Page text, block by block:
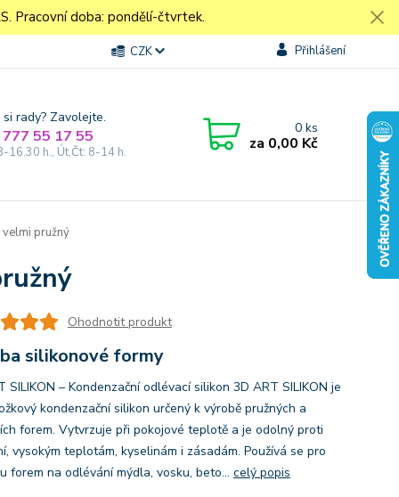
Pracovní doba: pondělí-čtvrtek.
CZK Přihlášení
rady? Zavolejte.
55 17 55
16.30 h., Út,Čt: 8-14 h.
0ks
za 0,00 Kč
pružný
Ohodnotit produkt
silikonové formy
SILIKON – Kondenzační odlévací silikon 3D ART SILIKON je
kondenzační silikon určený k výrobě pružných a
forem. Vytvrzuje při pokojové teplotě a je odolný proti
vysokým teplotám, kyselinám i zásadám. Používá se pro
forem na odlévání mýdla, vosku, beto... celý popis